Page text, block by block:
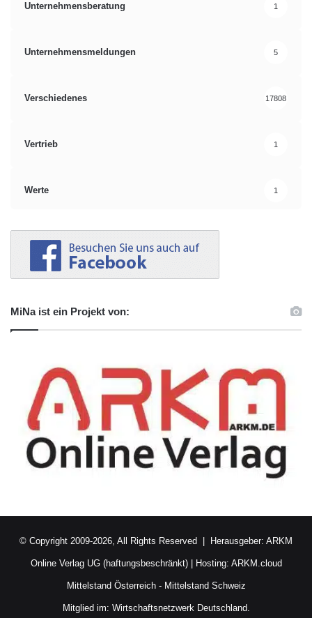
Unternehmensberatung 1
Unternehmensmeldungen 5
Verschiedenes 17808
Vertrieb 1
Werte 1
MiNa ist ein Projekt von:
© Copyright 2009-2026, All Rights Reserved | Herausgeber: ARKM
Online Verlag UG (haftungsbeschränkt)| Hosting: ARKM.cloud
Mittelstand Österreich- Mittelstand Schweiz
Mitglied im: Wirtschaftsnetzwerk Deutschland.